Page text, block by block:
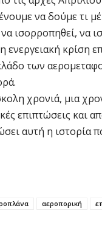
να δούμε τι
ισορροπηθεί, να
κρίση
των
χρονιά, μια
επιπτώσεις και
αυτή η ιστορία
αεροπορική